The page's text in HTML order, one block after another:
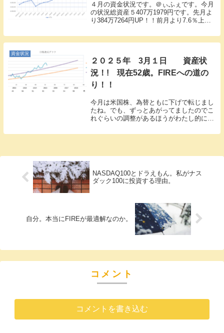
４月の資金状況です。＠ぃふぇです。今月
の状況総資産５407万1979円です。先月よ
り384万7264円UP！！前月より7.6％上昇
えずいい線いった感じになってます。米国
株もS&P500が頑張ってくれてい...
資金状況
２０２５年 3月１日 資産状
況！! 現在52歳。FIREへの道の
り！！
今月は米国株、為替ともに下げで転じまし
たね。でも、ずっとあがってましたのでこ
れぐらいの調整があるほうがわたし的には
いのですが、もう少し下げてですね、いっ
NASDAQ100とドラえもん。私がナス
ダック100に投資する理由。
自分。本当にFIREが最適解なのか。
コメント
コメントを書き込む